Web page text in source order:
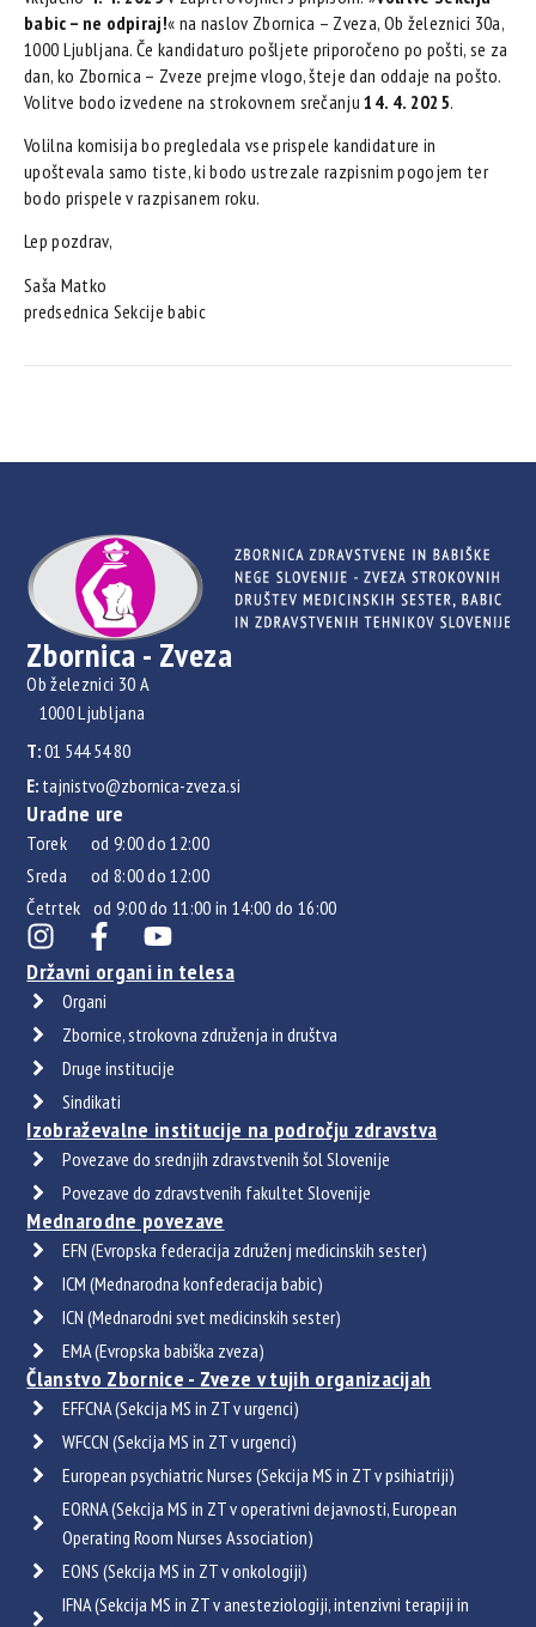
babic – ne odpiraj!« na naslov Zbornica – Zveza, Ob železnici 30a,
1000 Ljubljana. Če kandidaturo pošljete priporočeno po pošti, se za
dan, ko Zbornica – Zveze prejme vlogo, šteje dan oddaje na pošto.
Volitve bodo izvedene na strokovnem srečanju14. 4. 2025.
Volilna komisija bo pregledala vse prispele kandidature in
upoštevala samo tiste, ki bodo ustrezale razpisnim pogojem ter
bodo prispele v razpisanem roku.
Lep pozdrav,
Saša Matko
predsednica Sekcije babic
Zbornica - Zveza
Ob železnici 30 A
1000 Ljubljana
T:01 544 54 80
E: tajnistvo@zbornica-zveza.si
Uradne ure
Torek od 9:00 do 12:00
Sreda od 8:00 do 12:00
Četrtek od 9:00 do 11:00 in 14:00 do 16:00
Državni organi in telesa
Organi
Zbornice, strokovna združenja in društva
Druge institucije
Sindikati
Izobraževalne institucije na področju zdravstva
Povezave do srednjih zdravstvenih šol Slovenije
Povezave do zdravstvenih fakultet Slovenije
Mednarodne povezave
EFN (Evropska federacija združenj medicinskih sester)
ICM (Mednarodna konfederacija babic)
ICN (Mednarodni svet medicinskih sester)
EMA (Evropska babiška zveza)
Članstvo Zbornice - Zveze v tujih organizacijah
EFFCNA (Sekcija MS in ZT v urgenci)
WFCCN (Sekcija MS in ZT v urgenci)
European psychiatric Nurses (Sekcija MS in ZT v psihiatriji)
EORNA (Sekcija MS in ZT v operativni dejavnosti, European
Operating Room Nurses Association)
EONS (Sekcija MS in ZT v onkologiji)
IFNA (Sekcija MS in ZT v anesteziologiji, intenzivni terapiji in